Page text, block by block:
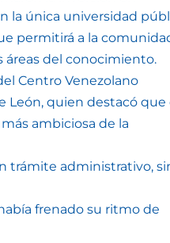
la única universidad
permitirá a la
áreas del conocimiento.
Centro Venezolano
León, quien destacó que
ambiciosa de la
trámite administrativo,
frenado su ritmo de